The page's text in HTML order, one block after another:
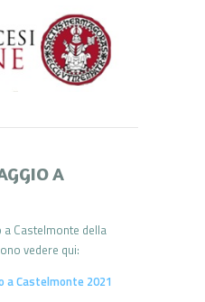
A
Castelmonte della
vedere qui:
Castelmonte 2021